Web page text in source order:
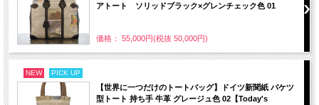
アトート ソリッドブラック×グレンチェック色 01
価格： 55,000円(税抜 50,000円)
NEW PICK UP
【世界に一つだけのトートバッグ】ドイツ新聞紙 バケツ
型トート 持ち手 牛革 グレージュ色 02【Today's